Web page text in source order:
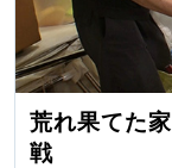
荒れ果てた
戦